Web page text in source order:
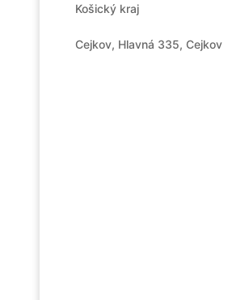
Košický kraj
Cejkov, Hlavná 335, Cejkov